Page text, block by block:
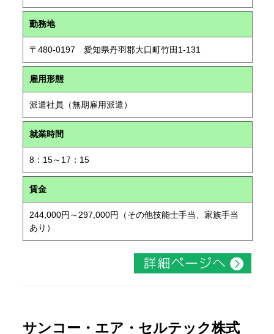
勤務地
〒480-0197 愛知県丹羽郡大口町竹田1-131
雇用形態
派遣社員（無期雇用派遣）
就業時間
8：15～17：15
賃金
244,000円～297,000円（その他技能士手当、家族手当
あり）
サンコー・エア・セルテック株式